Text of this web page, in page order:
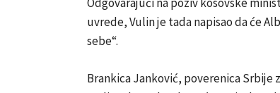
uvrede, Vulin je tada napisao da će
sebe“.
Brankica Janković, poverenica Srbije